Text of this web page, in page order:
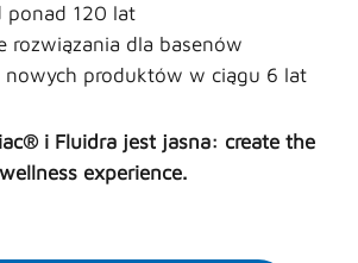
ponad 120 lat
rozwiązania dla basenów
produktów w ciągu 6 lat
® i Fluidra jest jasna: create the
experience.